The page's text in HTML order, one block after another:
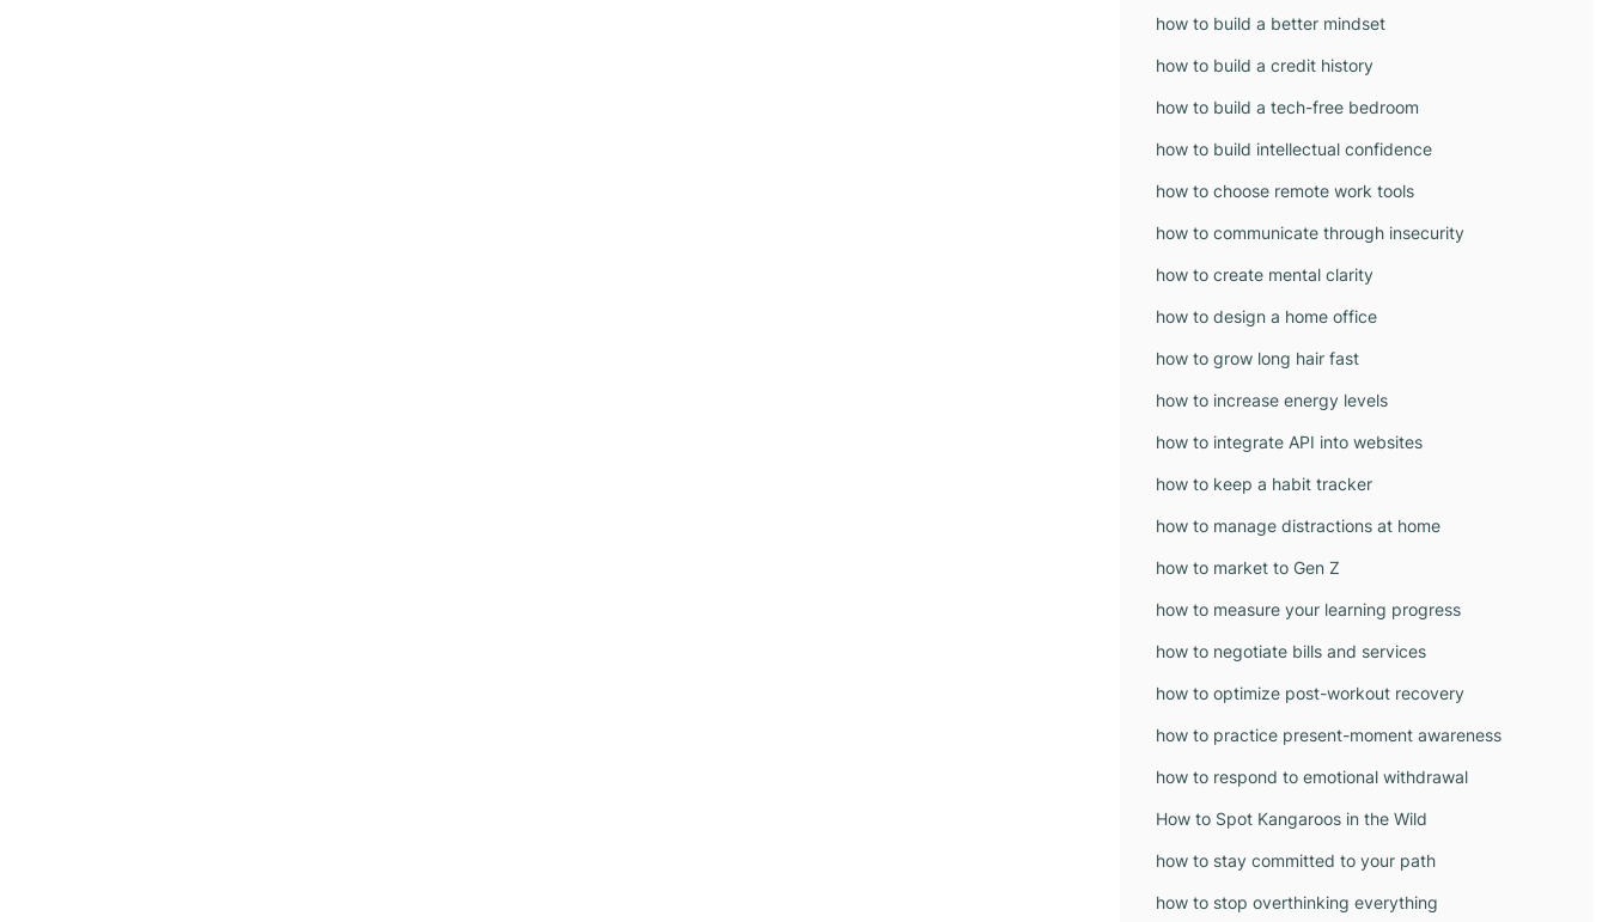
how to build a better mindset
how to build a credit history
how to build a tech-free bedroom
how to build intellectual confidence
how to choose remote work tools
how to communicate through insecurity
how to create mental clarity
how to design a home office
how to grow long hair fast
how to increase energy levels
how to integrate API into websites
how to keep a habit tracker
how to manage distractions at home
how to market to Gen Z
how to measure your learning progress
how to negotiate bills and services
how to optimize post-workout recovery
how to practice present-moment awareness
how to respond to emotional withdrawal
How to Spot Kangaroos in the Wild
how to stay committed to your path
how to stop overthinking everything